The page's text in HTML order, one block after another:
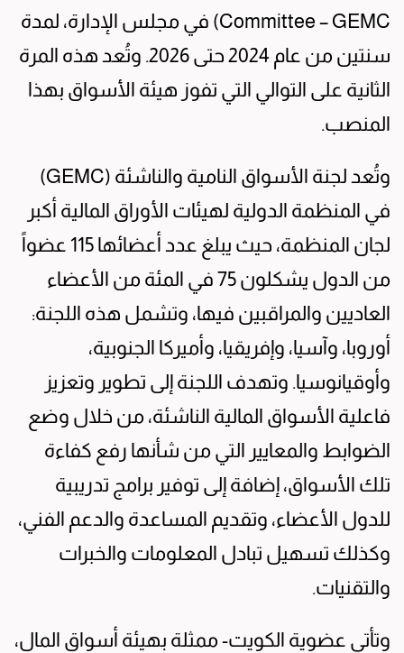
Committee – GEMC) في مجلس الإدارة، لمدة
سنتين من عام 2024 حتى 2026. وتُعد هذه المرة
الثانية على التوالي التي تفوز هيئة الأسواق بهذا
المنصب.
وتُعد لجنة الأسواق النامية والناشئة (GEMC)
في المنظمة الدولية لهيئات الأوراق المالية أكبر
لجان المنظمة، حيث يبلغ عدد أعضائها 115 عضواً
من الدول يشكلون 75 في المئة من الأعضاء
العاديين والمراقبين فيها، وتشمل هذه اللجنة:
أوروبا، وآسيا، وإفريقيا، وأميركا الجنوبية،
وأوقيانوسيا. وتهدف اللجنة إلى تطوير وتعزيز
فاعلية الأسواق المالية الناشئة، من خلال وضع
الضوابط والمعايير التي من شأنها رفع كفاءة
تلك الأسواق، إضافة إلى توفير برامج تدريبية
للدول الأعضاء، وتقديم المساعدة والدعم الفني،
وكذلك تسهيل تبادل المعلومات والخبرات
والتقنيات.
وتأتي عضوية الكويت- ممثلة بهيئة أسواق المال،